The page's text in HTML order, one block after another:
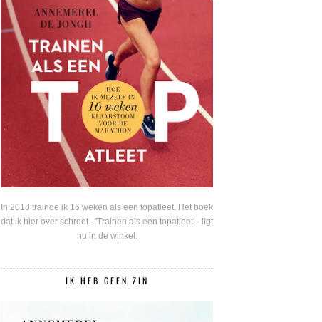
In 2018 trainde ik 16 weken als een topatleet. Het boek
dat ik hier over schreef - 'Trainen als een topatleet' - ligt
nu in de winkel.
IK HEB GEEN ZIN